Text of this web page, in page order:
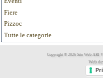
Fiere
Pizzoc
Tutte le categorie
Web
Copyright © 2026 Sito Web ARI